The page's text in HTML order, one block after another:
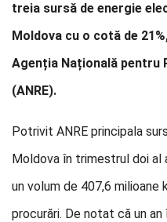
treia sursă de energie
Moldova cu o cotă de
Agenția Națională pentru
(ANRE).
Potrivit ANRE principala
Moldova în trimestrul doi al
un volum de 407,6 milioane
procurări. De notat că un an